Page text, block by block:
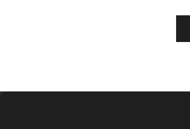
uspomenama, osjećajima i snovima. Zato
jedinstvenom stilu i karakteru. Da osjetite
provodite vrijeme za sebe. I ne samo to,